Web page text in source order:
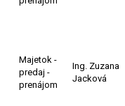
Majetok -
predaj -
prenájom
Ing. Zuzana
Jacková